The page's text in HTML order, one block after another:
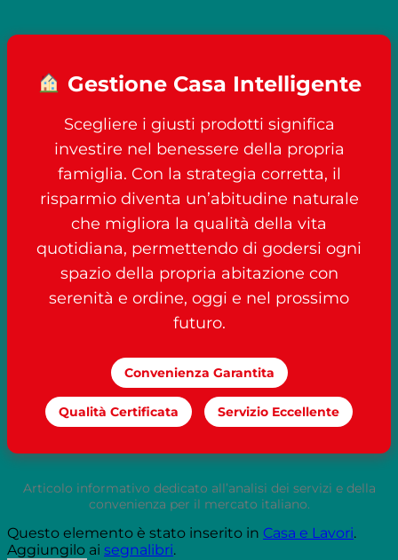
Gestione Casa Intelligente
Scegliere i giusti prodotti significa
investire nel benessere della propria
famiglia. Con la strategia corretta, il
risparmio diventa un’abitudine naturale
che migliora la qualità della vita
quotidiana, permettendo di godersi ogni
spazio della propria abitazione con
serenità e ordine, oggi e nel prossimo
futuro.
Convenienza Garantita
Qualità Certificata Servizio Eccellente
Articolo informativo dedicato all’analisi dei servizi e della
convenienza per il mercato italiano.
Questo elemento è stato inserito in Casa e Lavori.
Aggiungilo ai segnalibri.